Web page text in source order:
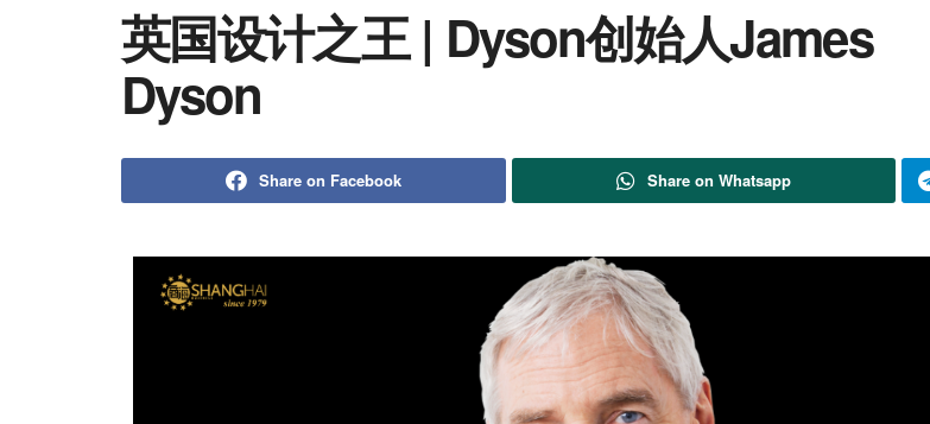
英国设计之王 | Dyson创始人James
Dyson
Share on Facebook Share on Whatsapp